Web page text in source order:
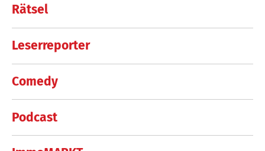
Rätsel
Leserreporter
Comedy
Podcast